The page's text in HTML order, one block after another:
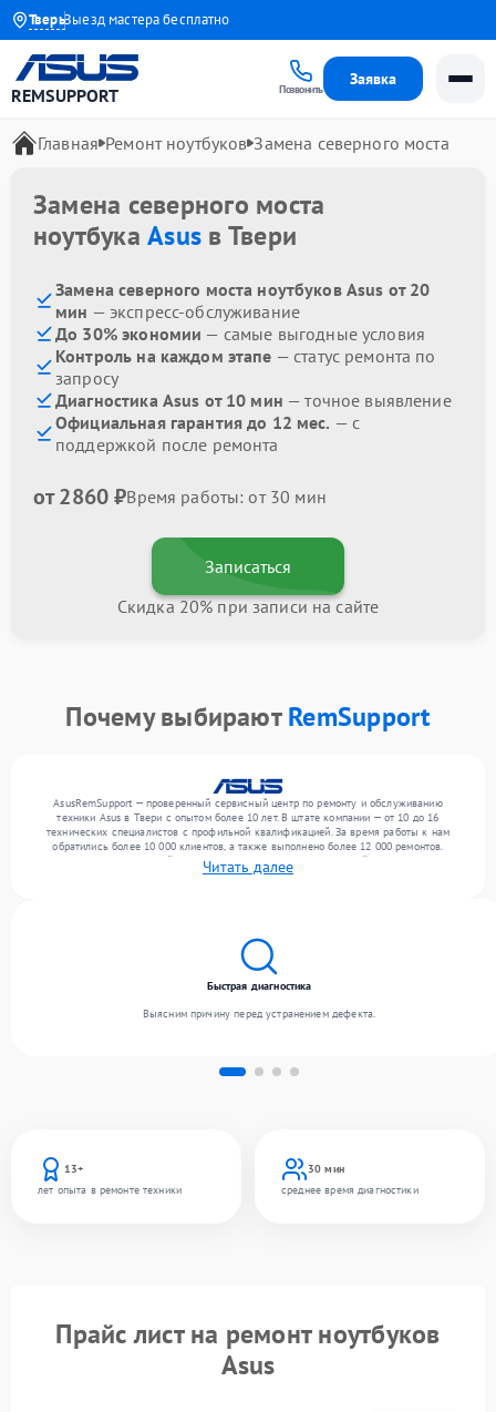
Тверь
Выезд мастера бесплатно
REMSUPPORT Позвонить
Заявка
Главная Ремонт ноутбуков Замена северного моста
Замена северного моста
ноутбукаAsus в Твери
Замена северного моста ноутбуков Asus от 20
мин — экспресс-обслуживание
До 30% экономии — самые выгодные условия
Контроль на каждом этапе — статус ремонта по
запросу
Диагностика Asus от 10 мин — точное выявление
Официальная гарантия до 12 мес. — с
поддержкой после ремонта
от 2860 ₽Время работы: от 30 мин
Записаться
Скидка 20% при записи на сайте
Почему выбираютRemSupport
AsusRemSupport — проверенный сервисный центр по ремонту и обслуживанию
техники Asus в Твери с опытом более 10 лет. В штате компании — от 10 до 16
технических специалистов с профильной квалификацией. За время работы к нам
обратились более 10 000 клиентов, а также выполнено более 12 000 ремонтов.
Ежемесячно в сервисный центр поступает более 300 обращений, включая , , . Мы
работаем с широким спектром неисправностей и предлагаем стабильный уровень
Читать далее
13+
лет опыта в ремонте техники
30 мин
среднее время диагностики
Быстрая диагностика
Выясним причину перед устранением дефекта.
Прайс лист на ремонт ноутбуков
Asus